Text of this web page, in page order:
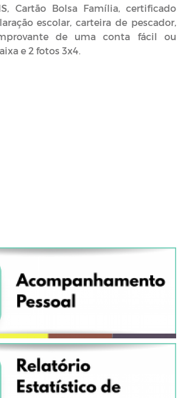
Cartão Bolsa Família, certificado
escolar, carteira de pescador,
de uma conta fácil ou
e 2 fotos 3x4.